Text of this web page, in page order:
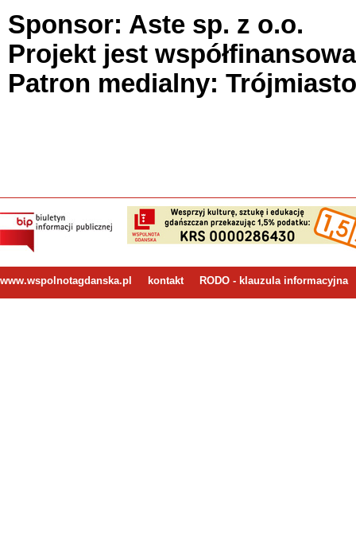
Sponsor: Aste sp. z o.o.
Projekt jest
Patron medialny:
www.wspolnotagdanska.pl kontakt RODO - klauzula informacyjna